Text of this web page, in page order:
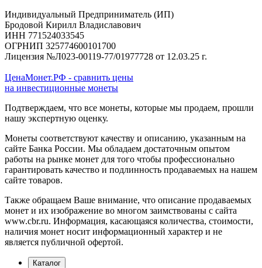
Индивидуальный Предприниматель (ИП)
Бродовой Кирилл Владиславович
ИНН 771524033545
ОГРНИП 325774600101700
Лицензия №Л023-00119-77/01977728 от 12.03.25 г.
ЦенаМонет.РФ - сравнить цены
на инвестиционные монеты
Подтверждаем, что все монеты, которые мы продаем, прошли
нашу экспертную оценку.
Монеты соответствуют качеству и описанию, указанным на
сайте Банка России. Мы обладаем достаточным опытом
работы на рынке монет для того чтобы профессионально
гарантировать качество и подлинность продаваемых на нашем
сайте товаров.
Также обращаем Ваше внимание, что описание продаваемых
монет и их изображение во многом заимствованы с сайта
www.cbr.ru. Информация, касающаяся количества, стоимости,
наличия монет носит информационный характер и не
является публичной офертой.
Каталог